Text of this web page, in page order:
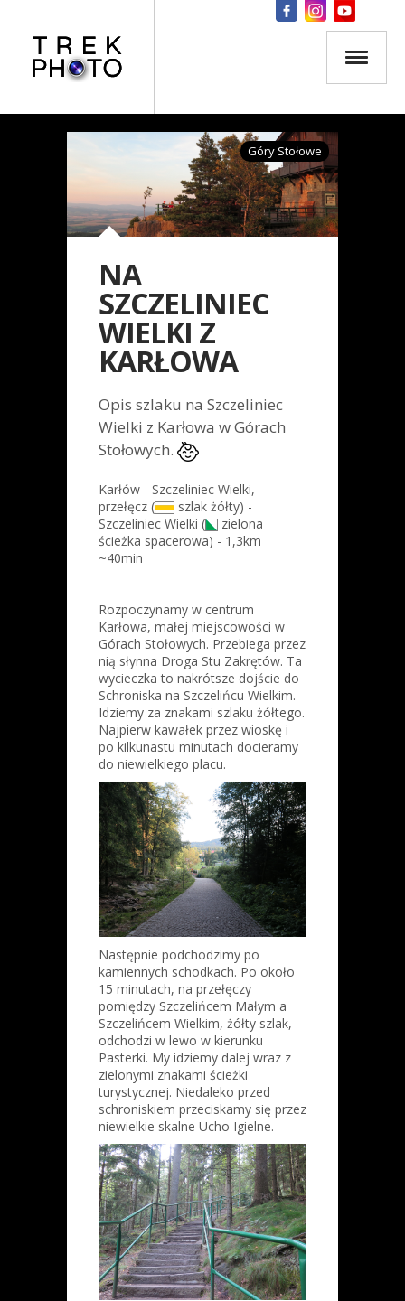
Góry Stołowe
NA
SZCZELINIEC
WIELKI Z
KARŁOWA
Opis szlaku na Szczeliniec
Wielki z Karłowa w Górach
Stołowych.
Karłów - Szczeliniec Wielki,
przełęcz (
szlak żółty) -
Szczeliniec Wielki (
zielona
ścieżka spacerowa) - 1,3km
~40min
Rozpoczynamy w centrum
Karłowa, małej miejscowości w
Górach Stołowych. Przebiega przez
nią słynna Droga Stu Zakrętów. Ta
wycieczka to nakrótsze dojście do
Schroniska na Szczelińcu Wielkim.
Idziemy za znakami szlaku żółtego.
Najpierw kawałek przez wioskę i
po kilkunastu minutach docieramy
do niewielkiego placu.
Następnie podchodzimy po
kamiennych schodkach. Po około
15 minutach, na przełęczy
pomiędzy Szczelińcem Małym a
Szczelińcem Wielkim, żółty szlak,
odchodzi w lewo w kierunku
Pasterki. My idziemy dalej wraz z
zielonymi znakami ścieżki
turystycznej. Niedaleko przed
schroniskiem przeciskamy się przez
niewielkie skalne Ucho Igielne.